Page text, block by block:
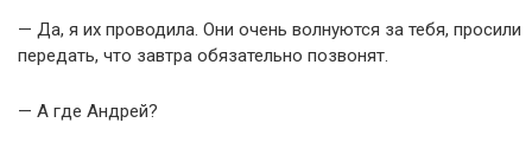
— Да, я их проводила. Они очень волнуются за тебя, просили
передать, что завтра обязательно позвонят.
— А где Андрей?